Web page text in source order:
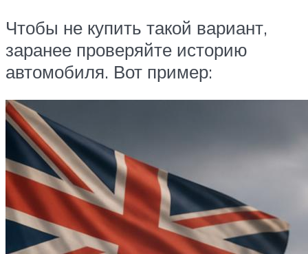
Чтобы не купить такой вариант,
заранее проверяйте историю
автомобиля. Вот пример: